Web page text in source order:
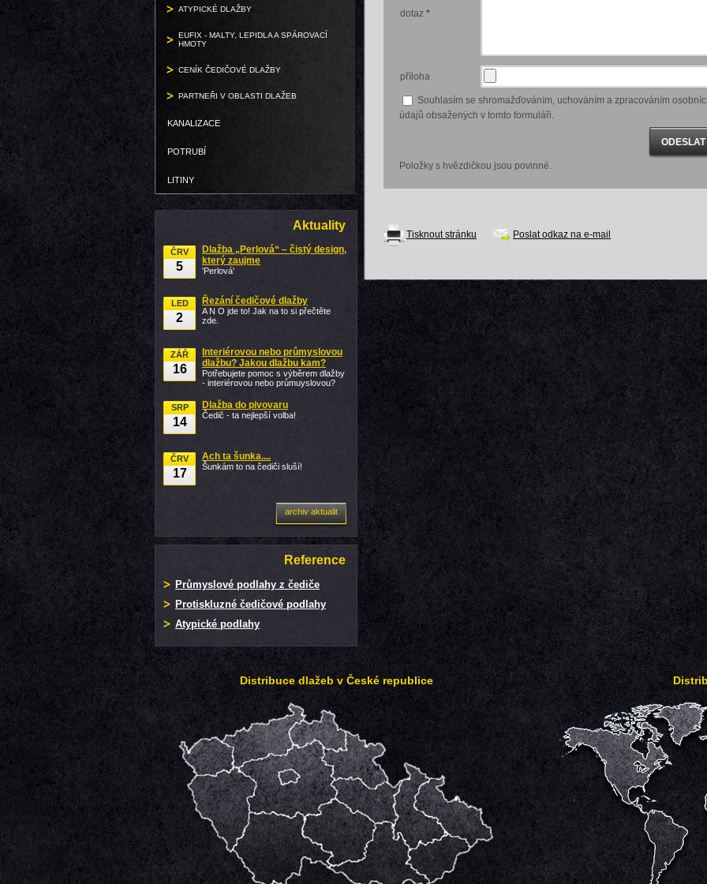
dotaz *
příloha
Souhlasím se shromažďováním, uchováním a zpracováním
údajů obsažených v tomto formuláři.
Položky s hvězdičkou jsou povinné.
Tisknout stránku Poslat odkaz na e-mail
ATYPICKÉ DLAŽBY
EUFIX - MALTY, LEPIDLA A SPÁROVACÍ
HMOTY
CENÍK ČEDIČOVÉ DLAŽBY
PARTNEŘI V OBLASTI DLAŽEB
KANALIZACE
POTRUBÍ
LITINY
Aktuality
ČRV
5
Dlažba „Perlová“ – čistý design,
který zaujme
'Perlová'
LED
2
Řezání čedičové dlažby
A N O jde to! Jak na to si přečtěte
zde.
ZÁŘ
16
Interiérovou nebo průmyslovou
dlažbu? Jakou dlažbu kam?
Potřebujete pomoc s výběrem dlažby
- interiérovou nebo průmuyslovou?
SRP
14
Dlažba do pivovaru
Čedič - ta nejlepší volba!
ČRV
17
Ach ta šunka....
Šunkám to na čediči sluší!
archiv aktualit
Reference
Průmyslové podlahy z čediče
Protiskluzné čedičové podlahy
Atypické podlahy
Distribuce dlažeb v České republice